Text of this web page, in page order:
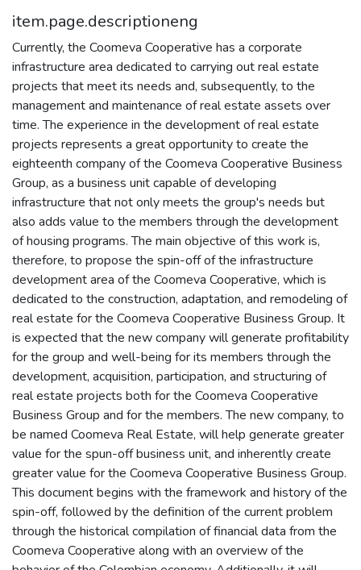
item.page.descriptioneng
Currently, the Coomeva Cooperative has a corporate
infrastructure area dedicated to carrying out real estate
projects that meet its needs and, subsequently, to the
management and maintenance of real estate assets over
time. The experience in the development of real estate
projects represents a great opportunity to create the
eighteenth company of the Coomeva Cooperative Business
Group, as a business unit capable of developing
infrastructure that not only meets the group's needs but
also adds value to the members through the development
of housing programs. The main objective of this work is,
therefore, to propose the spin-off of the infrastructure
development area of the Coomeva Cooperative, which is
dedicated to the construction, adaptation, and remodeling of
real estate for the Coomeva Cooperative Business Group. It
is expected that the new company will generate profitability
for the group and well-being for its members through the
development, acquisition, participation, and structuring of
real estate projects both for the Coomeva Cooperative
Business Group and for the members. The new company, to
be named Coomeva Real Estate, will help generate greater
value for the spun-off business unit, and inherently create
greater value for the Coomeva Cooperative Business Group.
This document begins with the framework and history of the
spin-off, followed by the definition of the current problem
through the historical compilation of financial data from the
Coomeva Cooperative along with an overview of the